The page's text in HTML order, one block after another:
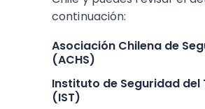
continuación:
Asociación Chilena de
(ACHS)
Instituto de Seguridad del
(IST)